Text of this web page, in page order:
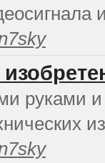
руками и